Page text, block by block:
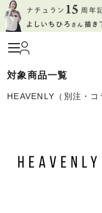
HEAVENLY（別注・コ